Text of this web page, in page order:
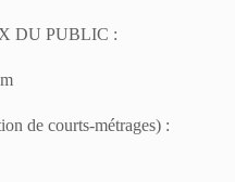
DU PUBLIC :
de courts-métrages) :